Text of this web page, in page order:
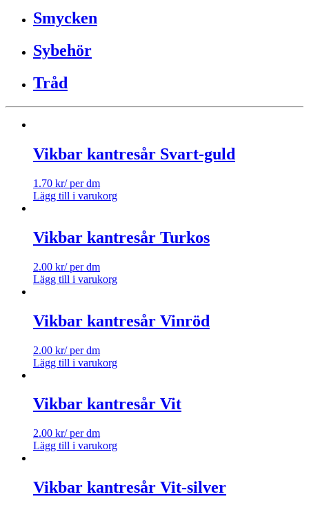
Smycken
Sybehör
Tråd
Vikbar kantresår Svart-guld
1.70 kr/ per dm
Lägg till i varukorg
Vikbar kantresår Turkos
2.00 kr/ per dm
Lägg till i varukorg
Vikbar kantresår Vinröd
2.00 kr/ per dm
Lägg till i varukorg
Vikbar kantresår Vit
2.00 kr/ per dm
Lägg till i varukorg
Vikbar kantresår Vit-silver